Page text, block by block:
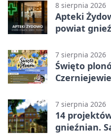
8 sierpnia 2026
Apteki
powiat
7 sierpnia 2026
Święto
7 sierpnia 2026
14
gnieźnian.